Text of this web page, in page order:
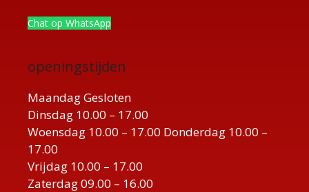
Chat op WhatsApp
openingstijden
Maandag Gesloten
Dinsdag 10.00 – 17.00
Woensdag 10.00 – 17.00 Donderdag 10.00 –
17.00
Vrijdag 10.00 – 17.00
Zaterdag 09.00 – 16.00